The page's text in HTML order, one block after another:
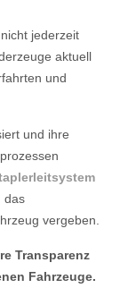
jederzeit
aktuell
und
und ihre
das
vergeben.
Transparenz
Fahrzeuge.